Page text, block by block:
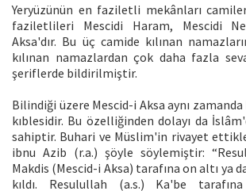
Yeryüzünün en faziletli mekânları
faziletlileri Mescidi Haram, Mescidi
Aksa'dır. Bu üç camide kılınan
kılınan namazlardan çok daha fazla
şeriflerde bildirilmiştir.
Bilindiği üzere Mescid-i Aksa aynı
kıblesidir. Bu özelliğinden dolayı da
sahiptir. Buhari ve Müslim'in rivayet
ibnu Azib (r.a.) şöyle söylemiştir:
Makdis (Mescid-i Aksa) tarafına on altı ya
kıldı. Resulullah (a.s.) Ka'be